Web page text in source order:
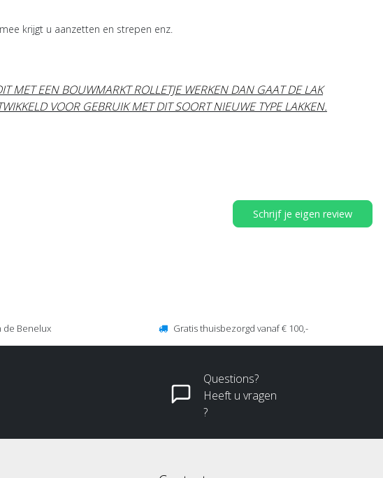
krijgt u aanzetten en strepen enz.
MET EEN BOUWMARKT ROLLETJE WERKEN DAN GAAT DE LAK
VOOR GEBRUIK MET DIT SOORT NIEUWE TYPE LAKKEN.
Schrijf je eigen review
de Benelux Gratis thuisbezorgd vanaf € 100,-
Questions?
Heeft u vragen
?